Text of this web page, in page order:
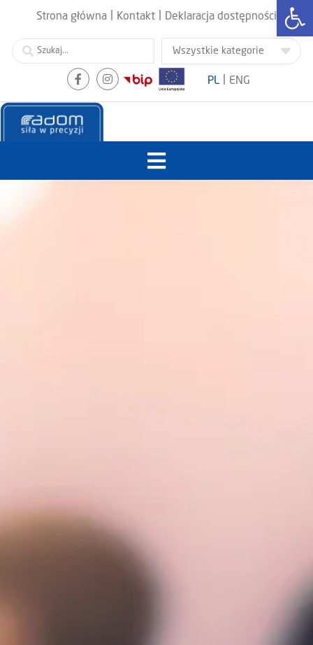
Strona główna Kontakt Deklaracja dostępności
PL ENG